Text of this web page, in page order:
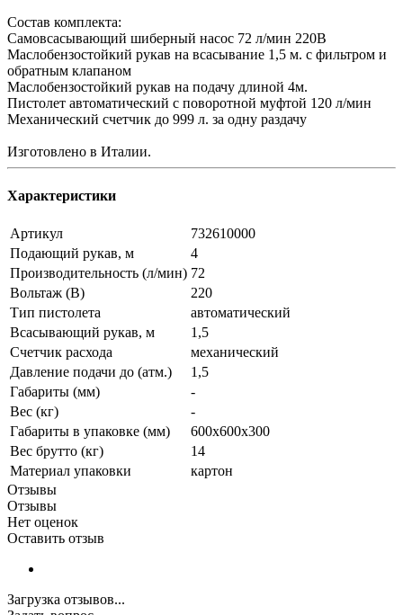
Состав комплекта:
Самовсасывающий шиберный насос 72 л/мин 220В
Маслобензостойкий рукав на всасывание 1,5 м. с фильтром и
обратным клапаном
Маслобензостойкий рукав на подачу длиной 4м.
Пистолет автоматический с поворотной муфтой 120 л/мин
Механический счетчик до 999 л. за одну раздачу
Изготовлено в Италии.
Характеристики
Артикул
732610000
Подающий рукав, м
4
Производительность (л/мин) 72
Вольтаж (В)
220
Тип пистолета
автоматический
Всасывающий рукав, м
1,5
Счетчик расхода
механический
Давление подачи до (атм.)
1,5
Габариты (мм)
-
Вес (кг)
-
Габариты в упаковке (мм)
600х600х300
Вес брутто (кг)
14
Материал упаковки
картон
Отзывы
Отзывы
Нет оценок
Оставить отзыв
Загрузка отзывов...